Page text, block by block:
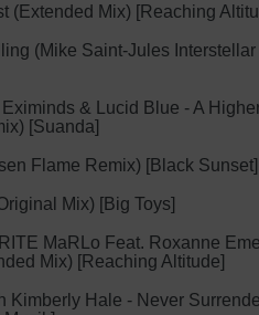
(Extended Mix) [Reaching
(Mike Saint-Jules Interstellar
& Lucid Blue - A
[Suanda]
Flame Remix) [Black Sunset]
Mix) [Big Toys]
MaRLo Feat. Roxanne
Mix) [Reaching Altitude]
Kimberly Hale - Never